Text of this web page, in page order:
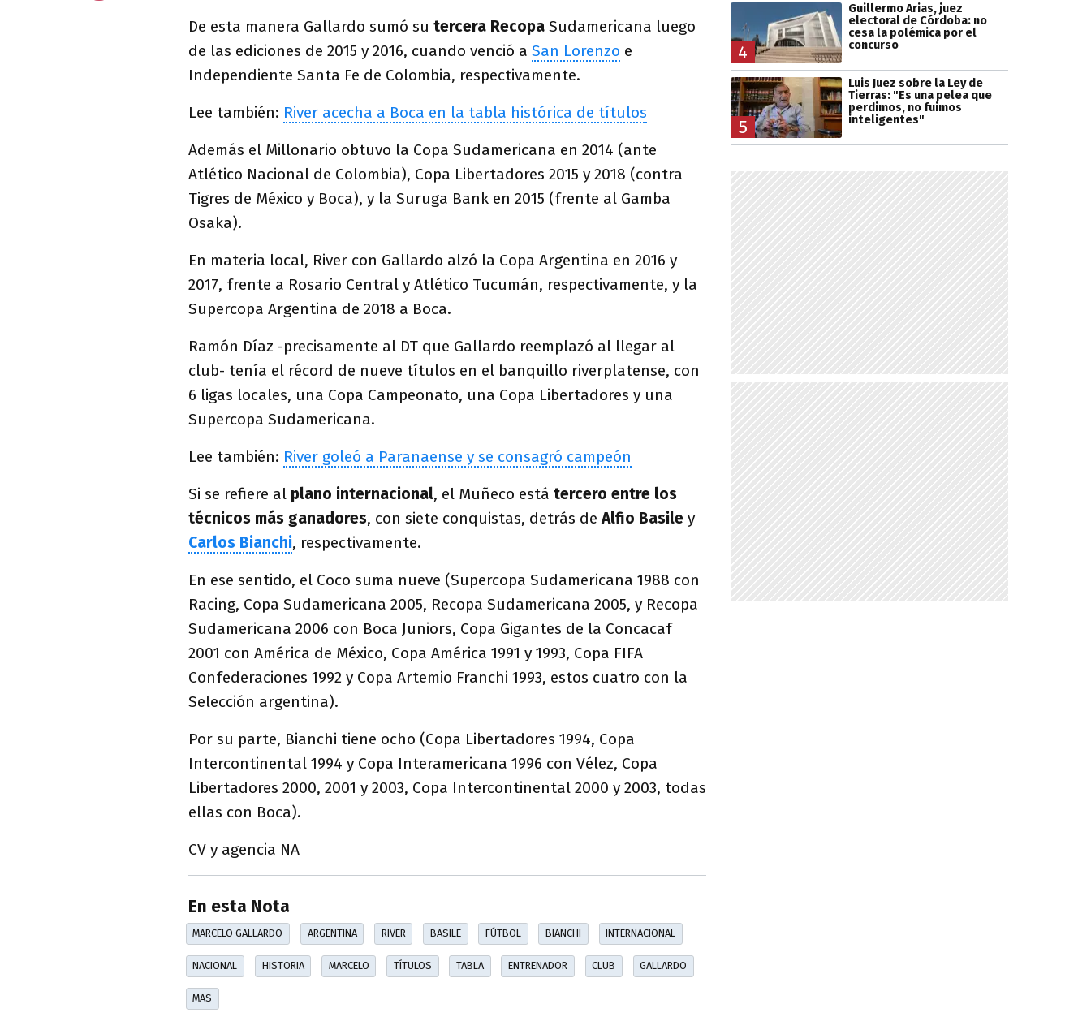
De esta manera Gallardo sumó su tercera Recopa Sudamericana luego
de las ediciones de 2015 y 2016, cuando venció a San Lorenzo e
Independiente Santa Fe de Colombia, respectivamente.
Lee también: River acecha a Boca en la tabla histórica de títulos
Además el Millonario obtuvo la Copa Sudamericana en 2014 (ante
Atlético Nacional de Colombia), Copa Libertadores 2015 y 2018 (contra
Tigres de México y Boca), y la Suruga Bank en 2015 (frente al Gamba
Osaka).
En materia local, River con Gallardo alzó la Copa Argentina en 2016 y
2017, frente a Rosario Central y Atlético Tucumán, respectivamente, y la
Supercopa Argentina de 2018 a Boca.
Ramón Díaz -precisamente al DT que Gallardo reemplazó al llegar al
club- tenía el récord de nueve títulos en el banquillo riverplatense, con
6 ligas locales, una Copa Campeonato, una Copa Libertadores y una
Supercopa Sudamericana.
Lee también: River goleó a Paranaense y se consagró campeón
Si se refiere al plano internacional, el Muñeco está tercero entre los
técnicos más ganadores, con siete conquistas, detrás deAlfio Basile y
Carlos Bianchi, respectivamente.
En ese sentido, el Coco suma nueve (Supercopa Sudamericana 1988 con
Racing, Copa Sudamericana 2005, Recopa Sudamericana 2005, y Recopa
Sudamericana 2006 con Boca Juniors, Copa Gigantes de la Concacaf
2001 con América de México, Copa América 1991 y 1993, Copa FIFA
Confederaciones 1992 y Copa Artemio Franchi 1993, estos cuatro con la
Selección argentina).
Por su parte, Bianchi tiene ocho (Copa Libertadores 1994, Copa
Intercontinental 1994 y Copa Interamericana 1996 con Vélez, Copa
Libertadores 2000, 2001 y 2003, Copa Intercontinental 2000 y 2003, todas
ellas con Boca).
CV y agencia NA
En esta Nota
MARCELO GALLARDO ARGENTINA RIVER BASILE FÚTBOL BIANCHI INTERNACIONAL
NACIONAL HISTORIA MARCELO TÍTULOS TABLA ENTRENADOR CLUB GALLARDO
MAS
4
Guillermo Arias, juez
electoral de Córdoba: no
cesa la polémica por el
concurso
5
Luis Juez sobre la Ley de
Tierras: "Es una pelea que
perdimos, no fuimos
inteligentes"